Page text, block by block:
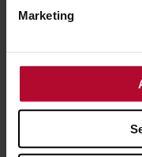
Marketing
POSTCODE